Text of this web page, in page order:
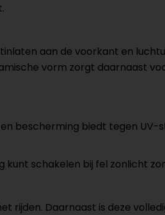
aan de voorkant en
vorm zorgt daarnaast
bescherming biedt tegen
schakelen bij fel zonlicht
rijden. Daarnaast is deze